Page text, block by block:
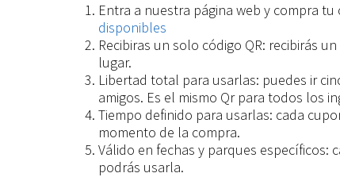
Entra a nuestra página web y compra
disponibles
Recibiras un solo código QR: recibirás
lugar.
Libertad total para usarlas: puedes ir
amigos. Es el mismo Qr para todos los
Tiempo definido para usarlas: cada
momento de la compra.
Válido en fechas y parques específicos:
podrás usarla.